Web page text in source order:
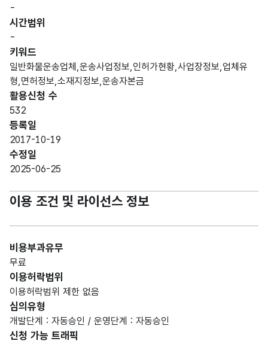
-
시간범위
-
키워드
일반화물운송업체,운송사업정보,인허가현황,사업장정보,업체유
형,면허정보,소재지정보,운송자본금
활용신청 수
532
등록일
2017-10-19
수정일
2025-06-25
이용 조건 및 라이선스 정보
비용부과유무
무료
이용허락범위
이용허락범위 제한 없음
심의유형
개발단계 : 자동승인 / 운영단계 : 자동승인
신청 가능 트래픽